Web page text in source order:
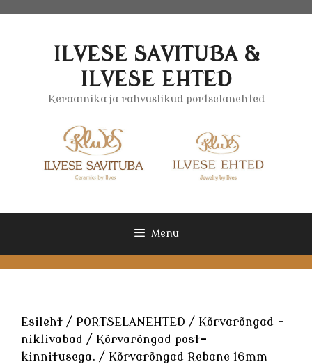
ILVESE SAVITUBA &
ILVESE EHTED
Keraamika ja rahvuslikud portselanehted
Menu
Esileht / PORTSELANEHTED / Kõrvarõngad -
niklivabad / Kõrvarõngad post-
kinnitusega. / Kõrvarõngad Rebane 16mm